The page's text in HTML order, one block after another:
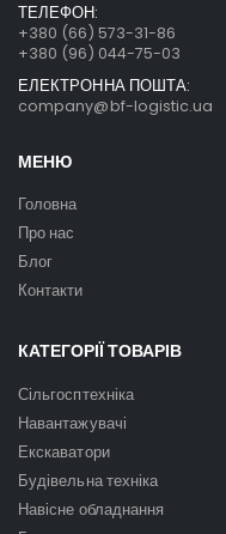
ТЕЛЕФОН:
+380 (66) 573-31-86
+380 (96) 044-75-03
ЕЛЕКТРОННА ПОШТА:
company@bf-logistic.ua
МЕНЮ
Головна
Про нас
Блог
Контакти
КАТЕГОРІЇ ТОВАРІВ
Сільгосптехніка
Навантажувачі
Екскаватори
Будівельна техніка
Навісне обладнання